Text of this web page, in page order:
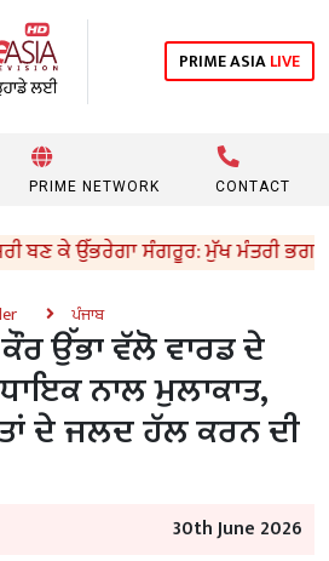
PRIME ASIALIVE
PRIME NETWORK CONTACT
ਉੱਭਰੇਗਾ ਸੰਗਰੂਰ: ਮੁੱਖ ਮੰਤਰੀ ਭਗਵੰਤ
ਪੰਜਾਬ
ਉੱਭਾ ਵੱਲੋ ਵਾਰਡ ਦੇ
ਨਾਲ ਮੁਲਾਕਾਤ,
ਦੇ ਜਲਦ ਹੱਲ ਕਰਨ ਦੀ
30th June 2026